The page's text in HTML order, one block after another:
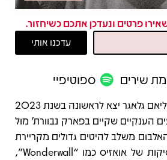
פרטים ונעדכן אתכם כשיחזור.
שירים ספוטיפיי
תיאור
"Knebworth 22" של ליאם גלאגר יצא לראשונה בשנת 2023
הענקיים שקיים בפארק נבוורת' מול
משלב להיטים גדולים מקריירת
הסולו שלו לצד קלאסיקות של אואזיס כמו “Wonderwall”,